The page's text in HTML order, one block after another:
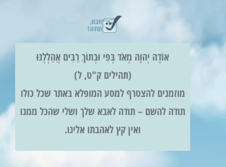
אוֹדֶה יְהוָה מְאֹד בְּפִי וּבְתוֹךְ רַבִּים אֲהַלְלֶנּוּ
(תהילים ק"ט, ל)
מוזמנים להצטרף למסע המופלא באתר שכל כולו
תודה להשם – תודה לאבא שלך ושלי שהכל ממנו
ואין קץ לאהבתו אלינו.